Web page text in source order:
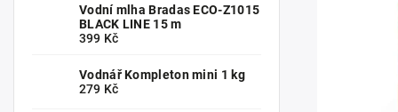
Vodní mlha Bradas ECO-Z1015
BLACK LINE 15 m
399 Kč
Vodnář Kompleton mini 1 kg
279 Kč